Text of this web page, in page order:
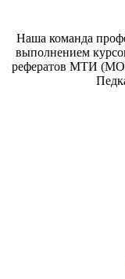
Наша команда
выполнением
рефератов МТИ